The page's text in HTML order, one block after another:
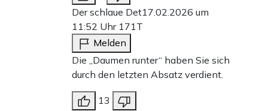
Der schlaue Det17.02.2026 um
11:52 Uhr 171T
Melden
Die „Daumen runter“ haben Sie sich
durch den letzten Absatz verdient.
13